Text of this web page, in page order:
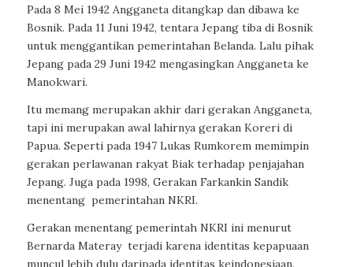
Pada 8 Mei 1942 Angganeta ditangkap dan dibawa ke
Bosnik. Pada 11 Juni 1942, tentara Jepang tiba di Bosnik
untuk menggantikan pemerintahan Belanda. Lalu pihak
Jepang pada 29 Juni 1942 mengasingkan Angganeta ke
Manokwari.
Itu memang merupakan akhir dari gerakan Angganeta,
tapi ini merupakan awal lahirnya gerakan Koreri di
Papua. Seperti pada 1947 Lukas Rumkorem memimpin
gerakan perlawanan rakyat Biak terhadap penjajahan
Jepang. Juga pada 1998, Gerakan Farkankin Sandik
menentang pemerintahan NKRI.
Gerakan menentang pemerintah NKRI ini menurut
Bernarda Materay terjadi karena identitas kepapuaan
muncul lebih dulu daripada identitas keindonesiaan.